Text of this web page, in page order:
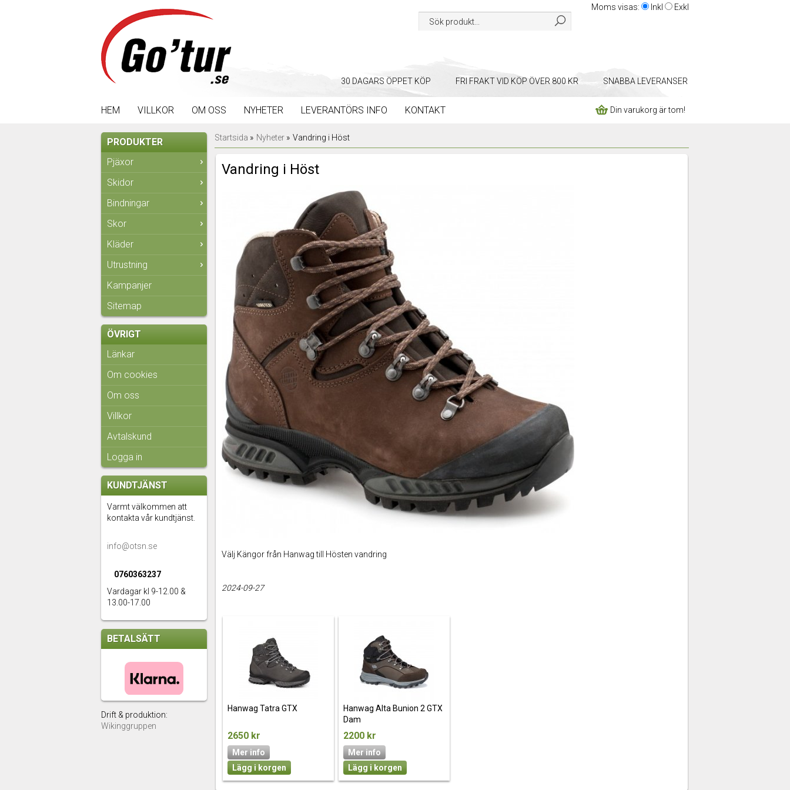
30 DAGARS ÖPPET KÖP FRI FRAKT VID KÖP ÖVER 800 KR SNABBA LEVERANSER
Moms visas: Inkl Exkl
HEM VILLKOR OM OSS NYHETER LEVERANTÖRS INFO KONTAKT Din varukorg är tom!
PRODUKTER
Pjäxor
Skidor
Bindningar
Skor
Kläder
Utrustning
Kampanjer
Sitemap
ÖVRIGT
Länkar
Om cookies
Om oss
Villkor
Avtalskund
Logga in
KUNDTJÄNST
Varmt välkommen att
kontakta vår kundtjänst.
info@otsn.se
0760363237
Vardagar kl 9-12.00 &
13.00-17.00
BETALSÄTT
Drift & produktion:
Wikinggruppen
Startsida » Nyheter » Vandring i Höst
Vandring i Höst
Välj Kängor från Hanwag till Hösten vandring
2024-09-27
Hanwag Tatra GTX
2650 kr
Mer info
Lägg i korgen
Hanwag Alta Bunion 2 GTX
Dam
2200 kr
Mer info
Lägg i korgen